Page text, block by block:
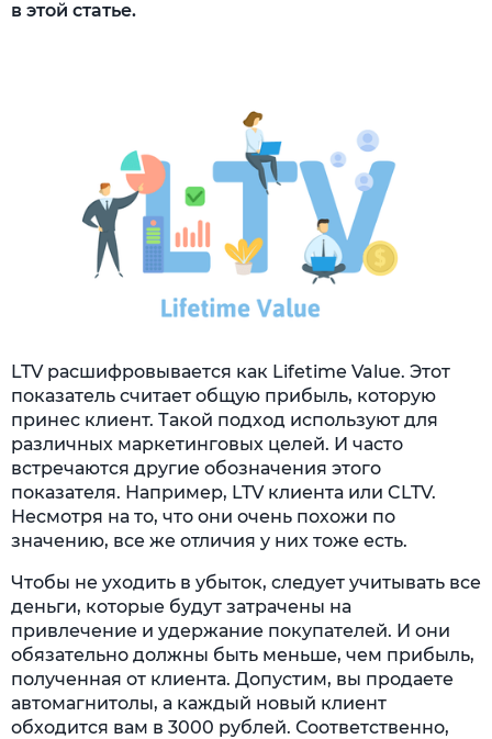
в этой статье.
LTV расшифровывается как Lifetime Value. Этот
показатель считает общую прибыль, которую
принес клиент. Такой подход используют для
различных маркетинговых целей. И часто
встречаются другие обозначения этого
показателя. Например, LTV клиента или CLTV.
Несмотря на то, что они очень похожи по
значению, все же отличия у них тоже есть.
Чтобы не уходить в убыток, следует учитывать все
деньги, которые будут затрачены на
привлечение и удержание покупателей. И они
обязательно должны быть меньше, чем прибыль,
полученная от клиента. Допустим, вы продаете
автомагнитолы, а каждый новый клиент
обходится вам в 3000 рублей. Соответственно,